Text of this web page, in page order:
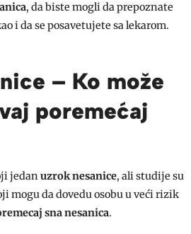
, da biste mogli da prepoznate
i da se posavetujete sa lekarom.
– Ko može
poremećaj
jedanuzrok nesanice, ali studije su
mogu da dovedu osobu u veći rizik
sna nesanica.